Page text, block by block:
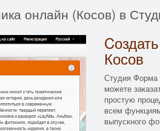
онлайн (Косов) в
Косов
Студия Форма
можете
простую
всем
выпускного